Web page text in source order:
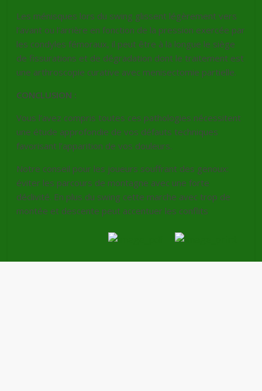
Les ménisques lors du swing glissent légèrement vers
l’avant ou l’arrière en fonction de la pression exercée par
les condyles fémoraux, il peut être à la longue le siège
de fissurations et de dégradation dont le traitement est
une arthroscopie curative avec menisectomie partielle.
CONCLUSION :
Vous l’avez compris toutes ces pathologies nécessitent
une étude approfondie de vos défauts techniques
favorisant l’apparition de vos douleurs.
Notre conseil pour les joueurs souffrant des genoux:
éviter les parcours de montagne avec une forte
déclivité. En plus du swing cette marche avec trop de
montée et descente peut accentuer les conflits